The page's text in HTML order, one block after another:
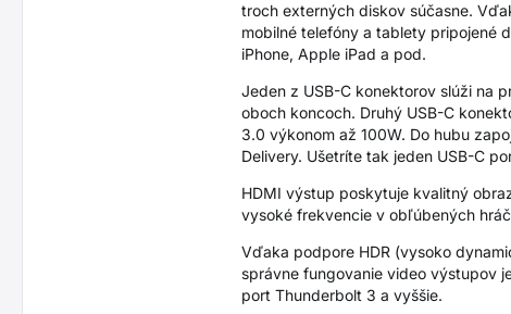
troch externých diskov súčasne.
mobilné telefóny a tablety pripojené
iPhone, Apple iPad a pod.
Jeden z USB-C konektorov slúži na
oboch koncoch. Druhý USB-C
3.0 výkonom až 100W. Do hubu
Delivery. Ušetríte tak jeden USB-C
HDMI výstup poskytuje kvalitný
vysoké frekvencie v obľúbených
Vďaka podpore HDR (vysoko
správne fungovanie video výstupov
port Thunderbolt 3 a vyššie.